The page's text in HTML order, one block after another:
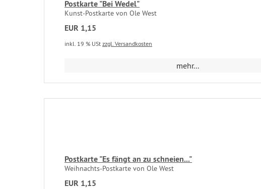
Postkarte "Bei Wedel"
Kunst-Postkarte von Ole West
EUR 1,15
inkl. 19 % USt zzgl. Versandkosten
mehr...
Postkarte "Es fängt an zu schneien..."
Weihnachts-Postkarte von Ole West
EUR 1,15